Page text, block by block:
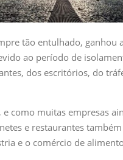
tão entulhado, ganhou
ao período de
dos escritórios, do
e como muitas empresas
e restaurantes
e o comércio de